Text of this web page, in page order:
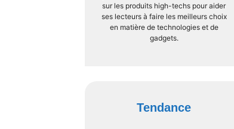
sur les produits high-techs pour aider
ses lecteurs à faire les meilleurs choix
en matière de technologies et de
gadgets.
Tendance